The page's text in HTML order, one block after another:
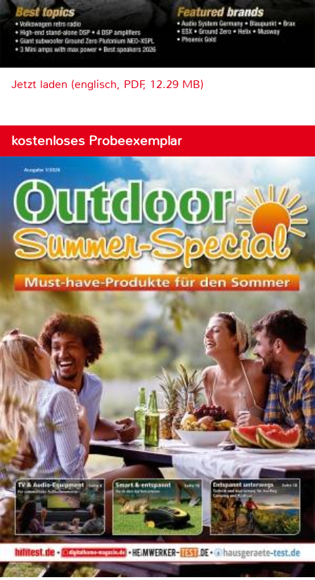
Jetzt laden (englisch, PDF, 12.29 MB)
kostenloses Probeexemplar